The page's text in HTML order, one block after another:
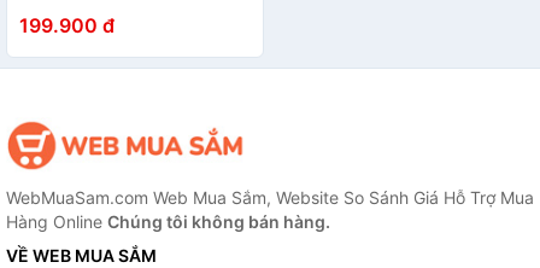
Thương Cho Mẹ Và Bé Gái
Shcool
199.900 đ
WebMuaSam.com Web Mua Sắm, Website So Sánh Giá Hỗ Trợ Mua
Hàng Online Chúng tôi không bán hàng.
VỀ WEB MUA SẮM